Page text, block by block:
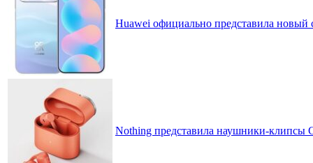
Huawei официально представила
Nothing представила наушники-клипсы